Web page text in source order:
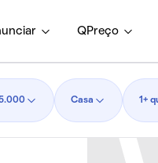
QPreço
Casa 1+